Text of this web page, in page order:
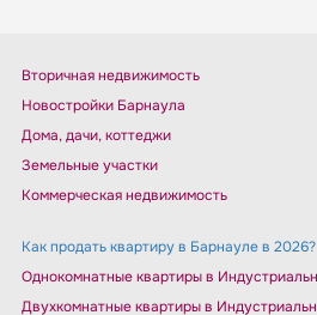
Вторичная недвижимость
Новостройки Барнаула
Дома, дачи, коттеджи
Земельные участки
Коммерческая недвижимость
Как продать квартиру в Барнауле в 2026?
Однокомнатные квартиры в
Двухкомнатные квартиры в